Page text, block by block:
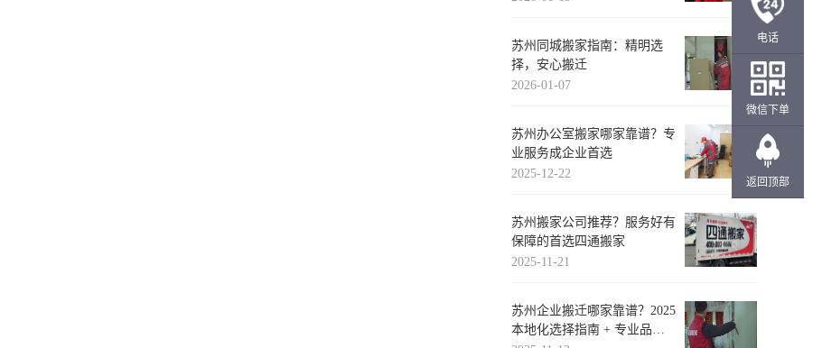
苏州同城搬家指南：精明选
择，安心搬迁
2026-01-07
苏州办公室搬家哪家靠谱？专
业服务成企业首选
2025-12-22
苏州搬家公司推荐？服务好有
保障的首选四通搬家
2025-11-21
苏州企业搬迁哪家靠谱？2025
本地化选择指南 + 专业品牌
电话
微信下单
返回顶部